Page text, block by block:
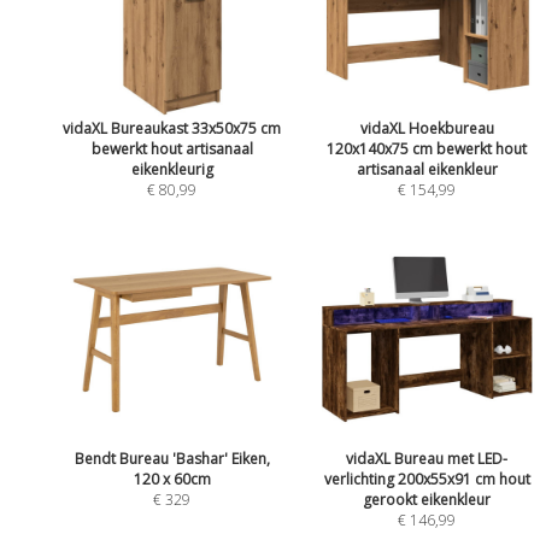
vidaXL Bureaukast 33x50x75 cm
bewerkt hout artisanaal
eikenkleurig
€ 80,99
vidaXL Hoekbureau
120x140x75 cm bewerkt hout
artisanaal eikenkleur
€ 154,99
Bendt Bureau 'Bashar' Eiken,
120 x 60cm
€ 329
vidaXL Bureau met LED-
verlichting 200x55x91 cm hout
gerookt eikenkleur
€ 146,99